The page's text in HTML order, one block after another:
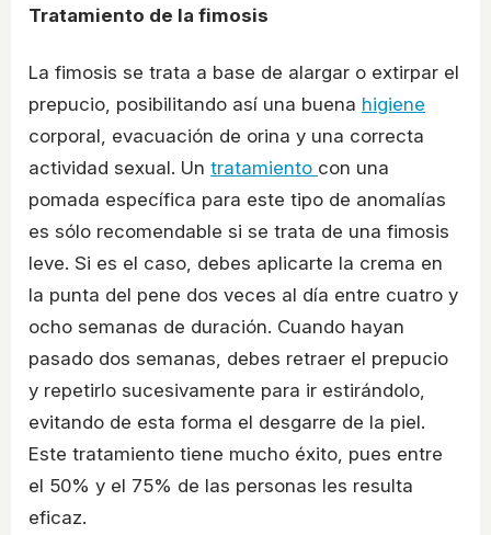
Tratamiento de la fimosis
La fimosis se trata a base de alargar o extirpar el
prepucio, posibilitando así una buena higiene
corporal, evacuación de orina y una correcta
actividad sexual. Un tratamiento con una
pomada específica para este tipo de anomalías
es sólo recomendable si se trata de una fimosis
leve. Si es el caso, debes aplicarte la crema en
la punta del pene dos veces al día entre cuatro y
ocho semanas de duración. Cuando hayan
pasado dos semanas, debes retraer el prepucio
y repetirlo sucesivamente para ir estirándolo,
evitando de esta forma el desgarre de la piel.
Este tratamiento tiene mucho éxito, pues entre
el 50% y el 75% de las personas les resulta
eficaz.